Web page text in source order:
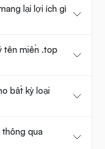
lại lợi ích gì
tên miền .top
bất kỳ loại
thông qua